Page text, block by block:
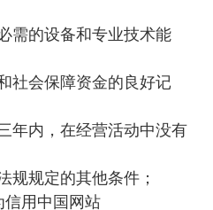
需的设备和专业技术能
社会保障资金的良好记
年内，在经营活动中没有
规规定的其他条件；
信用中国网站